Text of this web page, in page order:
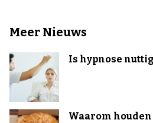
Meer Nieuws
Is hypnose
Waarom